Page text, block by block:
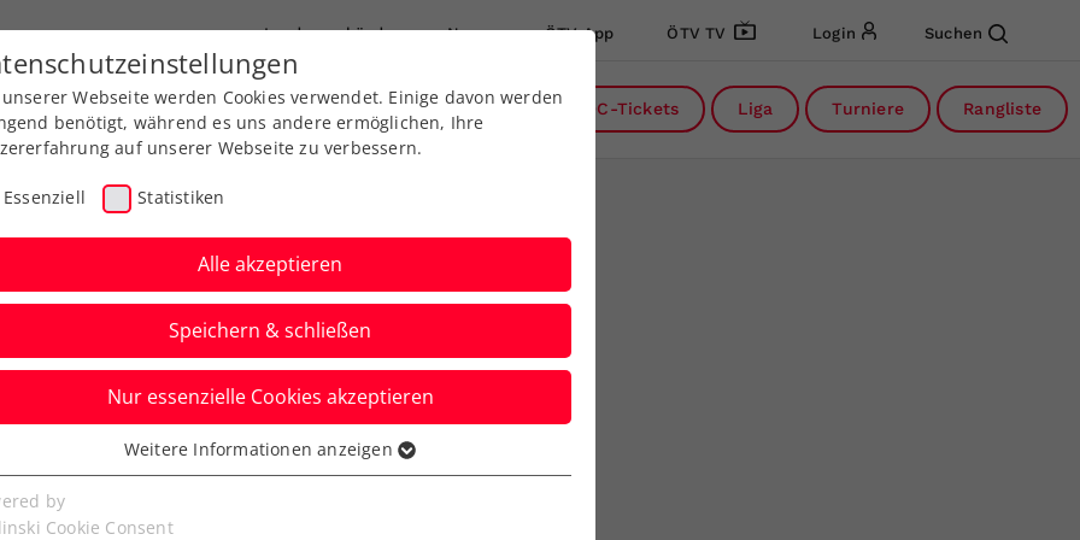
Landesverbände News ÖTV App ÖTV TV Login Suchen
Ausbildung Services Über uns DC-Tickets Liga Turniere Rangliste
Paszek trotz
Aus zurück unter
Webseite werden Cookies verwendet. Einige davon werden
benötigt, während es uns andere ermöglichen, Ihre
auf unserer Webseite zu verbessern.
Essenziell Statistiken
Alle akzeptieren
Speichern & schließen
Nur essenzielle Cookies akzeptieren
Cookies werden für grundlegende Funktionen der
benötigt. Dadurch ist gewährleistet, dass die Webseite
Weitere Informationen anzeigen
by
Cookie Consent